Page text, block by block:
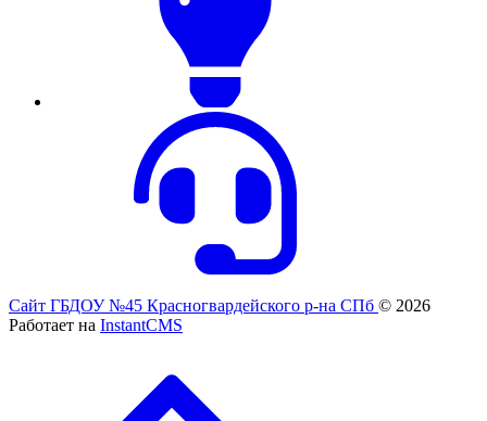
Сайт ГБДОУ №45 Красногвардейского р-на СПб © 2026
Работает на InstantCMS